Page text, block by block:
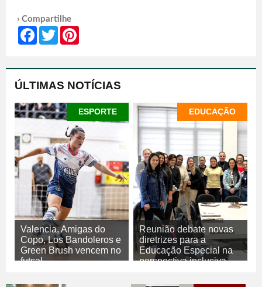
› Compartilhe
Facebook
Twitter
ÚLTIMAS NOTÍCIAS
ESPORTE
Valencia, Amigas do
Copo, Los Bandoleros e
Green Brush vencem no
futsal
ESPORTE
EDUCAÇÃO
Reunião debate novas
diretrizes para a
Educação Especial na
perspectiva inclusiva
EDUCAÇÃO